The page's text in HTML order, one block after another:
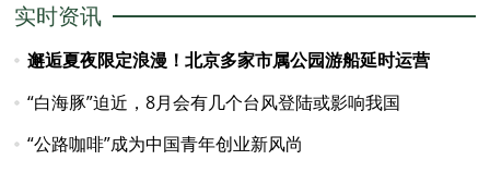
实时资讯
邂逅夏夜限定浪漫！北京多家市属公园游船延时运营
“白海豚”迫近，8月会有几个台风登陆或影响我国
“公路咖啡”成为中国青年创业新风尚